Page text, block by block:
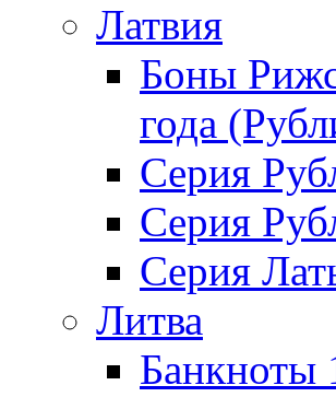
Латвия
Боны
года
Серия
Серия
Серия
Литва
Банкноты